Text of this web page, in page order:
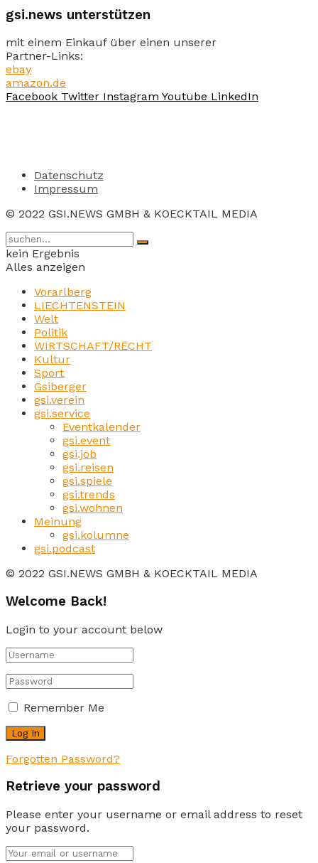
gsi.news unterstützen
mit einem Einkauf über einen unserer
Partner-Links:
ebay
amazon.de
Facebook Twitter Instagram Youtube LinkedIn
Datenschutz
Impressum
© 2022 GSI.NEWS GMBH & KOECKTAIL MEDIA
kein Ergebnis
Alles anzeigen
Vorarlberg
LIECHTENSTEIN
Welt
Politik
WIRTSCHAFT/RECHT
Kultur
Sport
Gsiberger
gsi.verein
gsi.service
Eventkalender
gsi.event
gsi.job
gsi.reisen
gsi.spiele
gsi.trends
gsi.wohnen
Meinung
gsi.kolumne
gsi.podcast
© 2022 GSI.NEWS GMBH & KOECKTAIL MEDIA
Welcome Back!
Login to your account below
Remember Me
Forgotten Password?
Retrieve your password
Please enter your username or email address to reset
your password.